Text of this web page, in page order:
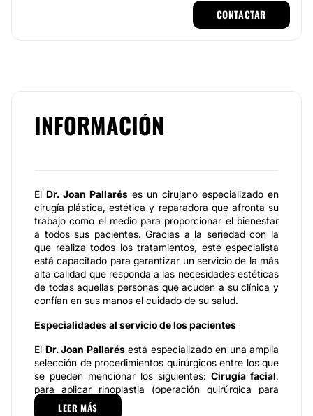
CONTACTAR
INFORMACIÓN
El Dr. Joan Pallarés es un cirujano especializado en
cirugía plástica, estética y reparadora que afronta su
trabajo como el medio para proporcionar el bienestar
a todos sus pacientes. Gracias a la seriedad con la
que realiza todos los tratamientos, este especialista
está capacitado para garantizar un servicio de la más
alta calidad que responda a las necesidades estéticas
de todas aquellas personas que acuden a su clínica y
confían en sus manos el cuidado de su salud.
Especialidades al servicio de los pacientes
El Dr. Joan Pallarésestá especializado en una amplia
selección de procedimientos quirúrgicos entre los que
se pueden mencionar los siguientes: Cirugía facial,
para aplicar rinoplastia (operación quirúrgica para
corregir la nariz), otoplastia (cirugía para reposicionar
LEER MÁS